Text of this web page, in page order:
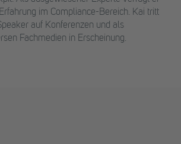
im Compliance-Bereich. Kai tritt
auf Konferenzen und als
Fachmedien in Erscheinung.